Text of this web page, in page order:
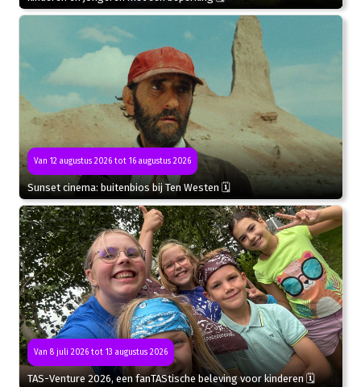
Van 12 augustus 2026 tot 16 augustus 2026
Sunset cinema: buitenbios bij Ten Westen 🗓
Van 8 juli 2026 tot 13 augustus 2026
TAS-Venture 2026, een fanTAStische beleving voor kinderen 🗓